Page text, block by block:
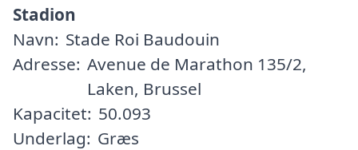
Stadion
Navn: Stade Roi Baudouin
Adresse: Avenue de Marathon 135/2,
Laken, Brussel
Kapacitet: 50.093
Underlag: Græs